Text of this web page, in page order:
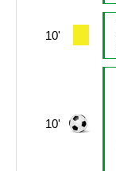
10'
10'